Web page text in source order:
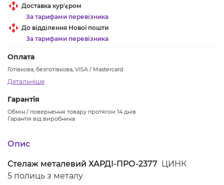
Доставка кур'єром
За тарифами перевізника
До відділення Нової пошти
За тарифами перевізника
Оплата
Готівкова, безготівкова, VISA / Mastercard
Детальніше
Гарантія
Обмін / повернення товару протягом 14 днів
Гарантія від виробника
Опис
Стелаж металевий ХАРДІ-ПРО-2377 ЦИНК
5 полиць з металу